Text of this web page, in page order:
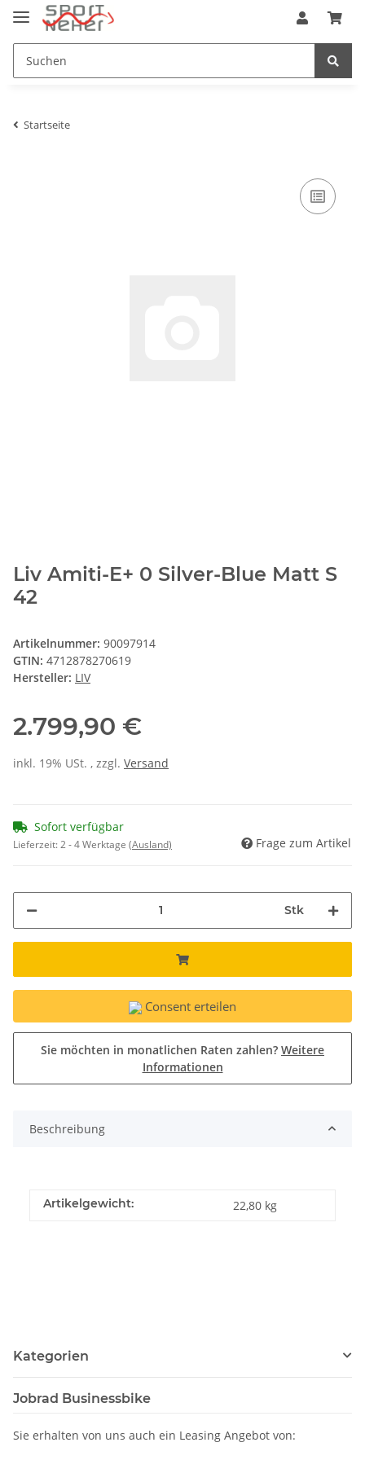
Startseite
Liv Amiti-E+ 0 Silver-Blue Matt S
42
Artikelnummer: 90097914
GTIN: 4712878270619
Hersteller: LIV
2.799,90 €
inkl. 19% USt. , zzgl. Versand
Sofort verfügbar
Lieferzeit:2 - 4 Werktage (Ausland) Frage zum Artikel
Stk
Consent erteilen
Sie möchten in monatlichen Raten zahlen? Weitere
Informationen
Beschreibung
Artikelgewicht: 22,80 kg
Kategorien
Jobrad Businessbike
Sie erhalten von uns auch ein Leasing Angebot von: